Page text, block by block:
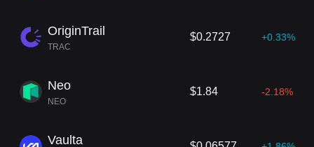
OriginTrail
TRAC
$0.2727 +0.33%
Neo
NEO
$1.84 -2.18%
Vaulta